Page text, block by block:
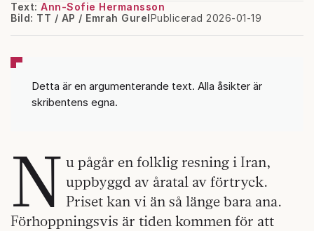
Text: Ann-Sofie Hermansson
Publicerad 2026-01-19
Bild: TT / AP / Emrah Gurel
Detta är en argumenterande text. Alla åsikter är
skribentens egna.
N u pågår en folklig resning i Iran,
uppbyggd av åratal av förtryck.
Priset kan vi än så länge bara ana.
Förhoppningsvis är tiden kommen för att